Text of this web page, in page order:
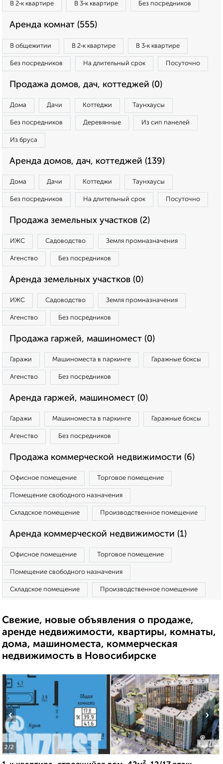
В 2‑к квартире В 3‑к квартире Без посредников
Аренда комнат (555)
В общежитии В 2‑к квартире В 3‑к квартире
Без посредников На длительный срок Посуточно
Продажа домов, дач, коттеджей (0)
Дома Дачи Коттеджи Таунхаусы
Без посредников Деревянные Из сип панелей
Из бруса
Аренда домов, дач, коттеджей (139)
Дома Дачи Коттеджи Таунхаусы
Без посредников На длительный срок Посуточно
Продажа земельных участков (2)
ИЖС Садоводство Земля промназначения
Агенство Без посредников
Аренда земельных участков (0)
ИЖС Садоводство Земля промназначения
Агенство Без посредников
Продажа гаржей, машиномест (0)
Гаражи Машиноместа в паркинге Гаражные боксы
Агенство Без посредников
Аренда гаржей, машиномест (0)
Гаражи Машиноместа в паркинге Гаражные боксы
Агенство Без посредников
Продажа коммерческой недвижимости (6)
Офисное помещение Торговое помещение
Помещение свободного назначения
Складское помещение Производственное помещение
Аренда коммерческой недвижимости (1)
Офисное помещение Торговое помещение
Помещение свободного назначения
Складское помещение Производственное помещение
Свежие, новые объявления о продаже,
аренде недвижимости, квартиры, комнаты,
дома, машиноместа, коммерческая
недвижимость в Новосибирске
2/2
‹ ›